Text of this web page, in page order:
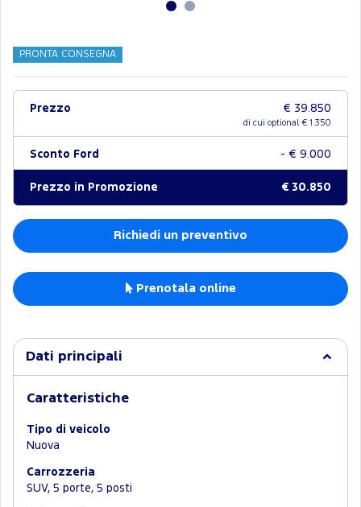
PRONTA CONSEGNA
Prezzo € 39.850
di cui optional € 1.350
Sconto Ford - € 9.000
Prezzo in Promozione € 30.850
Richiedi un preventivo
Prenotala online
Dati principali
Caratteristiche
Tipo di veicolo
Nuova
Carrozzeria
SUV, 5 porte, 5 posti